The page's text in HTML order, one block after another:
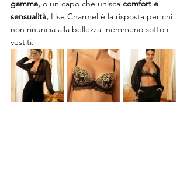
gamma, o un capo che unisca comfort e
sensualità, Lise Charmel è la risposta per chi
non rinuncia alla bellezza, nemmeno sotto i
vestiti.